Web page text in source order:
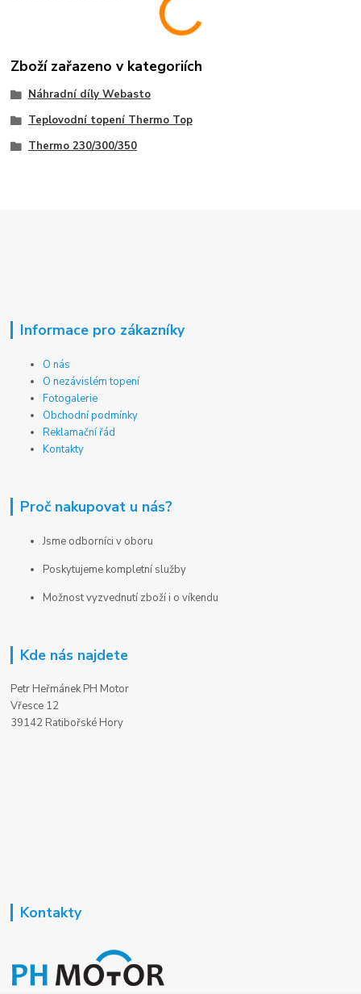
Zboží zařazeno v kategoriích
Náhradní díly Webasto
Teplovodní topení Thermo Top
Thermo 230/300/350
Informace pro zákazníky
O nás
O nezávislém topení
Fotogalerie
Obchodní podmínky
Reklamační řád
Kontakty
Proč nakupovat u nás?
Jsme odborníci v oboru
Poskytujeme kompletní služby
Možnost vyzvednutí zboží i o víkendu
Kde nás najdete
Petr Heřmánek PH Motor
Vřesce 12
39142 Ratibořské Hory
Kontakty